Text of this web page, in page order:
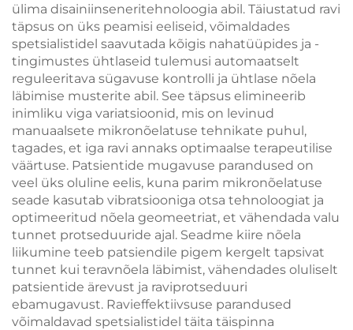
ülima disainiinseneritehnoloogia abil. Täiustatud ravi
täpsus on üks peamisi eeliseid, võimaldades
spetsialistidel saavutada kõigis nahatüüpides ja -
tingimustes ühtlaseid tulemusi automaatselt
reguleeritava sügavuse kontrolli ja ühtlase nõela
läbimise musterite abil. See täpsus elimineerib
inimliku viga variatsioonid, mis on levinud
manuaalsete mikronõelatuse tehnikate puhul,
tagades, et iga ravi annaks optimaalse terapeutilise
väärtuse. Patsientide mugavuse parandused on
veel üks oluline eelis, kuna parim mikronõelatuse
seade kasutab vibratsiooniga otsa tehnoloogiat ja
optimeeritud nõela geomeetriat, et vähendada valu
tunnet protseduuride ajal. Seadme kiire nõela
liikumine teeb patsiendile pigem kergelt tapsivat
tunnet kui teravnõela läbimist, vähendades oluliselt
patsientide ärevust ja raviprotseduuri
ebamugavust. Ravieffektiivsuse parandused
võimaldavad spetsialistidel täita täispinna